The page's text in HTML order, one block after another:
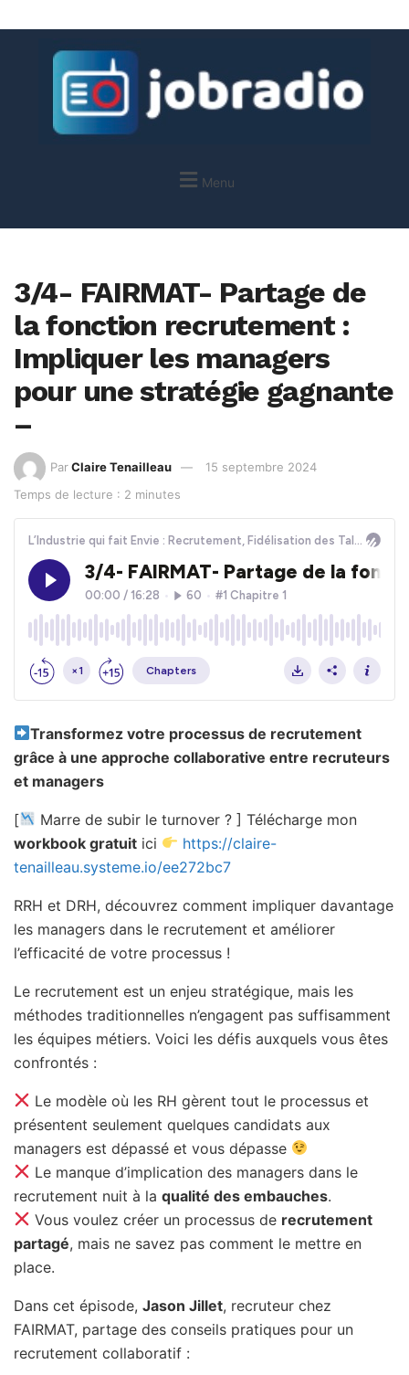
Menu
3/4- FAIRMAT- Partage de
la fonction recrutement :
Impliquer les managers
pour une stratégie gagnante
–
Par Claire Tenailleau
15 septembre 2024
Temps de lecture : 2 minutes
Transformez votre processus de recrutement
grâce à une approche collaborative entre recruteurs
et managers
[
Marre de subir le turnover ? ] Télécharge mon
workbook gratuit ici
https://claire-
tenailleau.systeme.io/ee272bc7
RRH et DRH, découvrez comment impliquer davantage
les managers dans le recrutement et améliorer
l’efficacité de votre processus !
Le recrutement est un enjeu stratégique, mais les
méthodes traditionnelles n’engagent pas suffisamment
les équipes métiers. Voici les défis auxquels vous êtes
confrontés :
Le modèle où les RH gèrent tout le processus et
présentent seulement quelques candidats aux
managers est dépassé et vous dépasse
Le manque d’implication des managers dans le
recrutement nuit à la qualité des embauches.
Vous voulez créer un processus de recrutement
partagé, mais ne savez pas comment le mettre en
place.
Dans cet épisode, Jason Jillet, recruteur chez
FAIRMAT, partage des conseils pratiques pour un
recrutement collaboratif :